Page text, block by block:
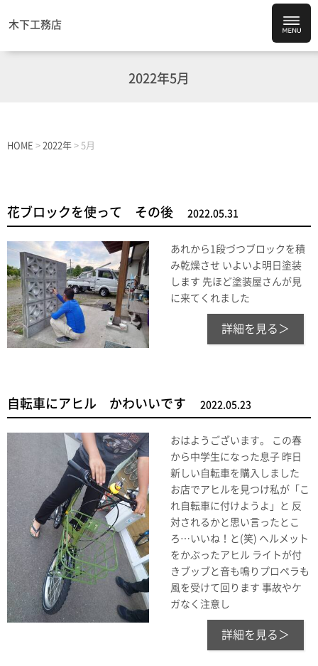
木下工務店
2022年5月
HOME > 2022年 > 5月
花ブロックを使って その後 2022.05.31
あれから1段づつブロックを積
み乾燥させ いよいよ明日塗装
します 先ほど塗装屋さんが見
に来てくれました
詳細を見る＞
自転車にアヒル かわいいです 2022.05.23
おはようございます。 この春
から中学生になった息子 昨日
新しい自転車を購入しました
お店でアヒルを見つけ私が「こ
れ自転車に付けようよ」と 反
対されるかと思い言ったとこ
ろ…いいね！と(笑) ヘルメット
をかぶったアヒル ライトが付
きブッブと音も鳴りプロペラも
風を受けて回ります 事故やケ
ガなく注意し
詳細を見る＞